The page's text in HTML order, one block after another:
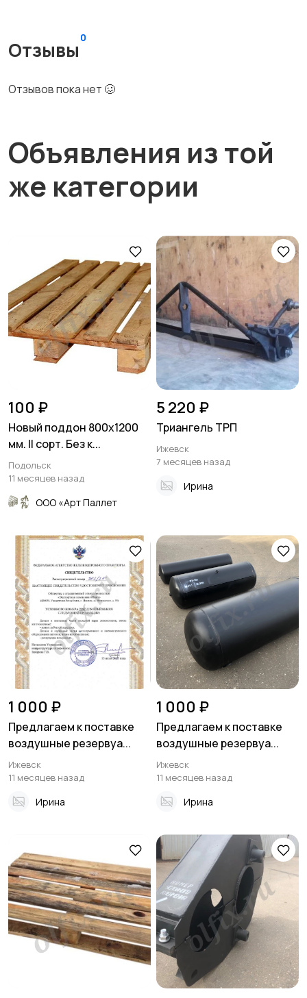
Отзывы
0
Отзывов пока нет 🥴
Объявления из той
же категории
100 ₽
Новый поддон 800х1200
мм. II сорт. Без к...
Подольск
11 месяцев назад
ООО «Арт Паллет
5 220 ₽
Триангель ТРП
Ижевск
7 месяцев назад
Ирина
1 000 ₽
Предлагаем к поставке
воздушные резервуа...
Ижевск
11 месяцев назад
Ирина
1 000 ₽
Предлагаем к поставке
воздушные резервуа...
Ижевск
11 месяцев назад
Ирина